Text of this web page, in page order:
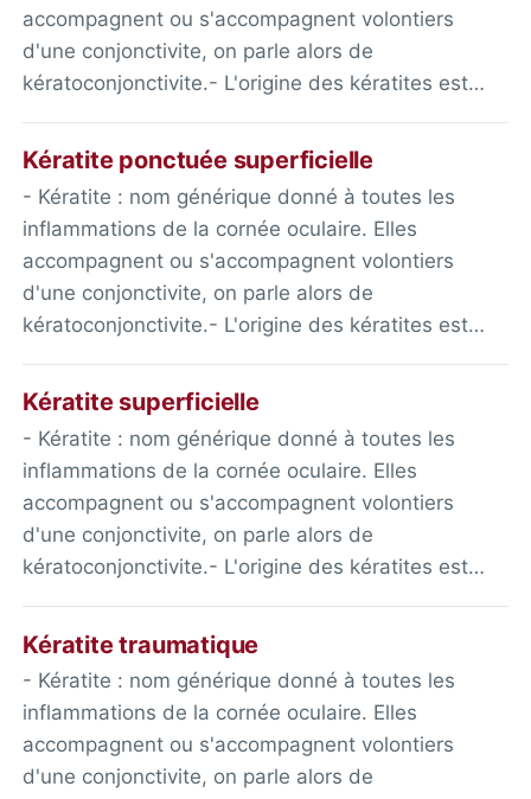
accompagnent ou s'accompagnent volontiers
d'une conjonctivite, on parle alors de
kératoconjonctivite.- L'origine des kératites est…
Kératite ponctuée superficielle
- Kératite : nom générique donné à toutes les
inflammations de la cornée oculaire. Elles
accompagnent ou s'accompagnent volontiers
d'une conjonctivite, on parle alors de
kératoconjonctivite.- L'origine des kératites est…
Kératite superficielle
- Kératite : nom générique donné à toutes les
inflammations de la cornée oculaire. Elles
accompagnent ou s'accompagnent volontiers
d'une conjonctivite, on parle alors de
kératoconjonctivite.- L'origine des kératites est…
Kératite traumatique
- Kératite : nom générique donné à toutes les
inflammations de la cornée oculaire. Elles
accompagnent ou s'accompagnent volontiers
d'une conjonctivite, on parle alors de